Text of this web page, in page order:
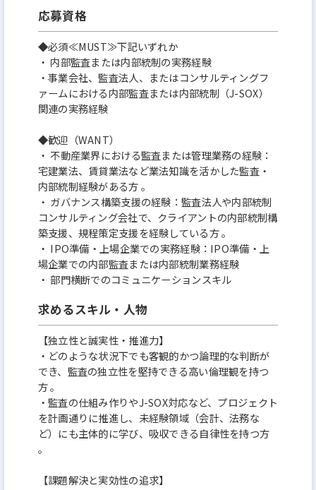
応募資格
◆必須≪MUST≫下記いずれか
・ 内部監査または内部統制の実務経験
・事業会社、監査法⼈、またはコンサルティングフ
ァームにおける内部監査または内部統制（J-SOX）
関連の実務経験
◆歓迎（WANT）
・ 不動産業界における監査または管理業務の経験：
宅建業法、賃貸業法など業法知識を活かした監査‧
内部統制経験がある⽅ 。
・ ガバナンス構築⽀援の経験：監査法⼈や内部統制
コンサルティング会社で、クライアントの内部統制構
築⽀援、規程策定⽀援を経験している⽅ 。
・ IPO準備‧上場企業での実務経験：IPO準備‧上
場企業での内部監査または内部統制業務経験
・ 部⾨横断でのコミュニケーションスキル
求めるスキル・人物
【独⽴性と誠実性‧推進⼒】
‧どのような状況下でも客観的かつ論理的な判断が
でき、監査の独⽴性を堅持できる⾼い倫理観を持つ
⽅ 。
‧監査の仕組み作りやJ-SOX対応など、プロジェクト
を計画通りに推進し、未経験領域（会計、法務な
ど）にも主体的に学び、吸収できる⾃律性を持つ⽅
。
【課題解決と実効性の追求】